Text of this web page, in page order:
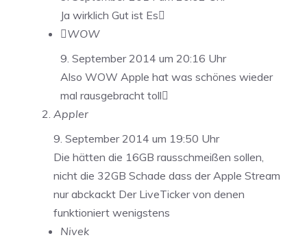
Ja wirklich Gut ist Es
WOW
9. September 2014 um 20:16 Uhr
Also WOW Apple hat was schönes wieder
mal rausgebracht toll
Appler
9. September 2014 um 19:50 Uhr
Die hätten die 16GB rausschmeißen sollen,
nicht die 32GB Schade dass der Apple Stream
nur abckackt Der LiveTicker von denen
funktioniert wenigstens
Nivek